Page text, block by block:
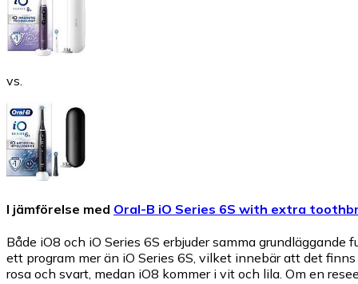
vs.
I jämförelse med Oral-B iO Series 6S with extra
Både iO8 och iO Series 6S erbjuder samma
ett program mer än iO Series 6S, vilket innebär att det
rosa och svart, medan iO8 kommer i vit och lila. Om en